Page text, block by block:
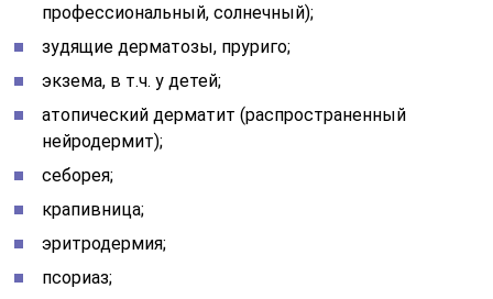
профессиональный, солнечный);
зудящие дерматозы, пруриго;
экзема, в т.ч. у детей;
атопический дерматит (распространенный
нейродермит);
себорея;
крапивница;
эритродермия;
псориаз;